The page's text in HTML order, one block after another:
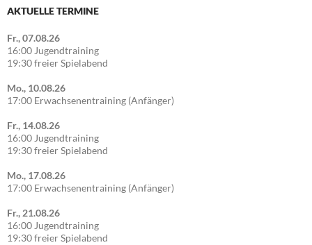
AKTUELLE TERMINE
Fr., 07.08.26
16:00 Jugendtraining
19:30 freier Spielabend
Mo., 10.08.26
17:00 Erwachsenentraining (Anfänger)
Fr., 14.08.26
16:00 Jugendtraining
19:30 freier Spielabend
Mo., 17.08.26
17:00 Erwachsenentraining (Anfänger)
Fr., 21.08.26
16:00 Jugendtraining
19:30 freier Spielabend